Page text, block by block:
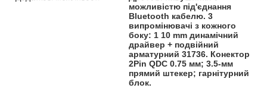
можливістю під'єднання
Bluetooth кабелю. 3
випромінювачі з кожного
боку: 1 10 mm динамічний
драйвер + подвійний
арматурний 31736. Конектор
2Pin QDC 0.75 мм; 3.5-мм
прямий штекер; гарнітурний
блок.